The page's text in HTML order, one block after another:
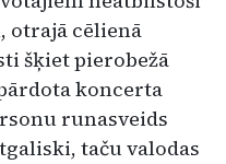
otrajā cēlienā
šķiet pierobežā
koncerta
runasveids
taču valodas